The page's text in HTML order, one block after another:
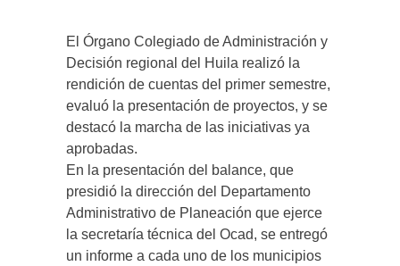
El Órgano Colegiado de Administración y
Decisión regional del Huila realizó la
rendición de cuentas del primer semestre,
evaluó la presentación de proyectos, y se
destacó la marcha de las iniciativas ya
aprobadas.
En la presentación del balance, que
presidió la dirección del Departamento
Administrativo de Planeación que ejerce
la secretaría técnica del Ocad, se entregó
un informe a cada uno de los municipios